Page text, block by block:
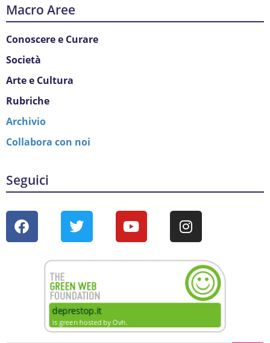
Macro Aree
Conoscere e Curare
Società
Arte e Cultura
Rubriche
Archivio
Collabora con noi
Seguici